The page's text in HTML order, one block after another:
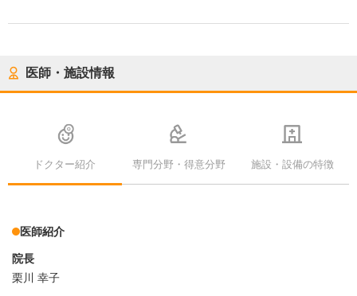
医師・施設情報
ドクター紹介 専門分野・得意分野 施設・設備の特徴
医師紹介
院長
栗川 幸子